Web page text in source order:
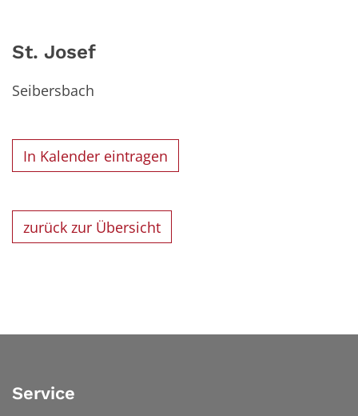
St. Josef
Seibersbach
In Kalender eintragen
zurück zur Übersicht
Service